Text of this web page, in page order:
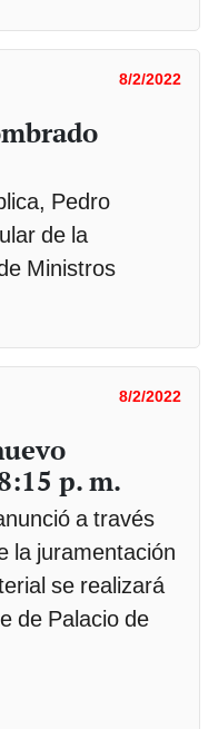
8/2/2022
Pedro
de la
Ministros
8/2/2022
p. m.
a través
la juramentación
se realizará
de Palacio de